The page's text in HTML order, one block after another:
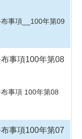
事項__100年第09
事項100年第08
事項 100年第08
事項100年第07